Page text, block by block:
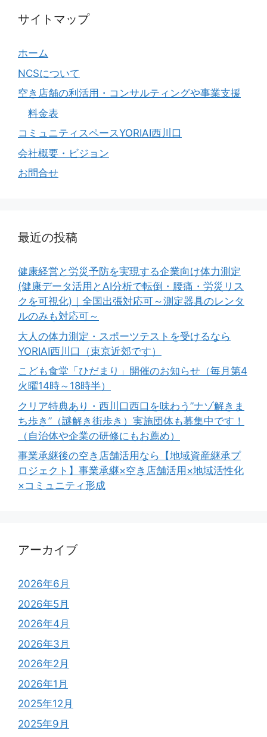
サイトマップ
ホーム
NCSについて
空き店舗の利活用・コンサルティングや事業支援
料金表
コミュニティスペースYORIAI西川口
会社概要・ビジョン
お問合せ
最近の投稿
健康経営と労災予防を実現する企業向け体力測定
(健康データ活用とAI分析で転倒・腰痛・労災リス
クを可視化)｜全国出張対応可～測定器具のレンタ
ルのみも対応可～
大人の体力測定・スポーツテストを受けるなら
YORIAI西川口（東京近郊です）
こども食堂「ひだまり」開催のお知らせ（毎月第4
火曜14時～18時半）
クリア特典あり・西川口西口を味わう”ナゾ解きま
ち歩き”（謎解き街歩き）実施団体も募集中です！
（自治体や企業の研修にもお薦め）
事業承継後の空き店舗活用なら【地域資産継承プ
ロジェクト】事業承継×空き店舗活用×地域活性化
×コミュニティ形成
アーカイブ
2026年6月
2026年5月
2026年4月
2026年3月
2026年2月
2026年1月
2025年12月
2025年9月